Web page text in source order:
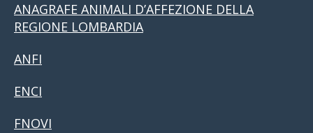
ANAGRAFE ANIMALI D’AFFEZIONE DELLA
REGIONE LOMBARDIA
ANFI
ENCI
FNOVI